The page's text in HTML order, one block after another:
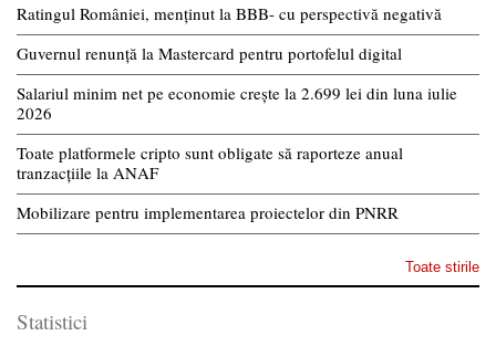
Ratingul României, menținut la BBB- cu perspectivă negativă
Guvernul renunță la Mastercard pentru portofelul digital
Salariul minim net pe economie crește la 2.699 lei din luna iulie
2026
Toate platformele cripto sunt obligate să raporteze anual
tranzacțiile la ANAF
Mobilizare pentru implementarea proiectelor din PNRR
Toate stirile
Statistici